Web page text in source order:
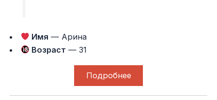
Имя — Арина
Возраст — 31
Подробнее